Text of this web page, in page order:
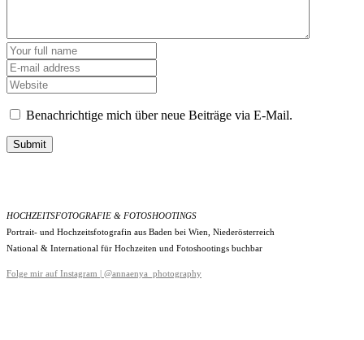
Benachrichtige mich über neue Beiträge via E-Mail.
Submit
HOCHZEITSFOTOGRAFIE & FOTOSHOOTINGS
Portrait- und Hochzeitsfotografin aus Baden bei Wien, Niederösterreich
National & International für Hochzeiten und Fotoshootings buchbar
Folge mir auf Instagram | @annaenya_photography